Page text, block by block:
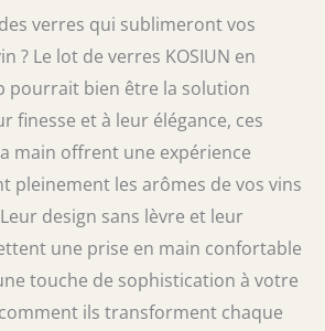
verres qui sublimeront vos
? Le lot de verres KOSIUN en
pourrait bien être la solution
finesse et à leur élégance, ces
main offrent une expérience
pleinement les arômes de vos vins
design sans lèvre et leur
une prise en main confortable
touche de sophistication à votre
ils transforment chaque